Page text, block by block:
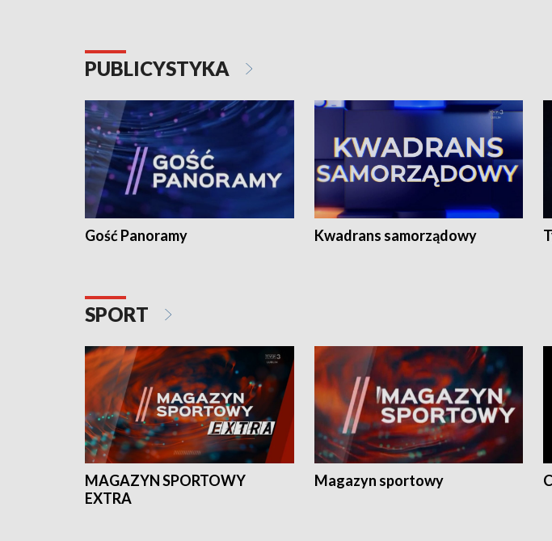
PUBLICYSTYKA
Gość Panoramy Kwadrans samorządowy
SPORT
MAGAZYN SPORTOWY
EXTRA
Magazyn sportowy